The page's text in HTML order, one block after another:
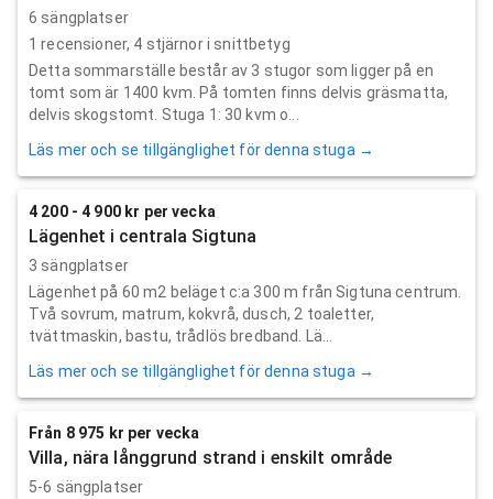
6 sängplatser
1 recensioner, 4 stjärnor i snittbetyg
Detta sommarställe består av 3 stugor som ligger på en
tomt som är 1400 kvm. På tomten finns delvis gräsmatta,
delvis skogstomt. Stuga 1: 30 kvm o...
Läs mer och se tillgänglighet för denna stuga →
4 200 - 4 900 kr per vecka
Lägenhet i centrala Sigtuna
3 sängplatser
Lägenhet på 60 m2 beläget c:a 300 m från Sigtuna centrum.
Två sovrum, matrum, kokvrå, dusch, 2 toaletter,
tvättmaskin, bastu, trådlös bredband. Lä...
Läs mer och se tillgänglighet för denna stuga →
Från 8 975 kr per vecka
Villa, nära långgrund strand i enskilt område
5-6 sängplatser